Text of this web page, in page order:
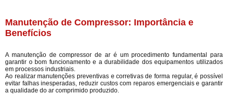
Manutenção de Compressor: Importância e
Benefícios
A manutenção de compressor de ar é um procedimento fundamental para
garantir o bom funcionamento e a durabilidade dos equipamentos utilizados
em processos industriais.
Ao realizar manutenções preventivas e corretivas de forma regular, é possível
evitar falhas inesperadas, reduzir custos com reparos emergenciais e garantir
a qualidade do ar comprimido produzido.